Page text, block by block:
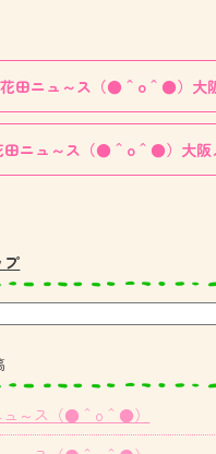
田ニュ～ス（●＾o＾●）大
ニュ～ス（●＾o＾●）大阪
プ
～ス（●＾o＾●）